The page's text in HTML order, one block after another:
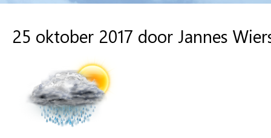
25 oktober 2017 door Jannes